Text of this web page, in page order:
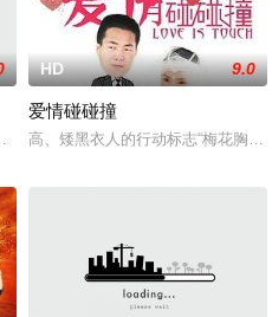
来他未曾胜过一场官司.反而他
无人问津，在事业落败后，生活变得
HD 9.0
爱情碰碰撞
高、矮黑衣人的行动标志“梅花胸针